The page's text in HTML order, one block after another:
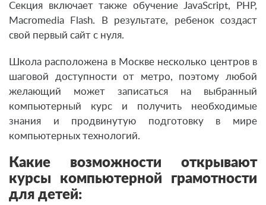
Секция включает также обучение JavaScript, PHP,
Macromedia Flash. В результате, ребенок создаст
свой первый сайт с нуля.
Школа расположена в Москве несколько центров в
шаговой доступности от метро, поэтому любой
желающий может записаться на выбранный
компьютерный курс и получить необходимые
знания и продвинутую подготовку в мире
компьютерных технологий.
Какие возможности открывают
курсы компьютерной грамотности
для детей: